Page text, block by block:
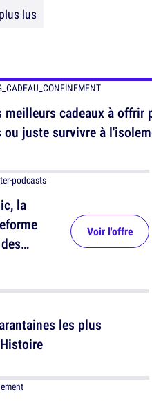
lus
meilleurs cadeaux à offrir
ou juste survivre à
la
Voir l'offre
les plus